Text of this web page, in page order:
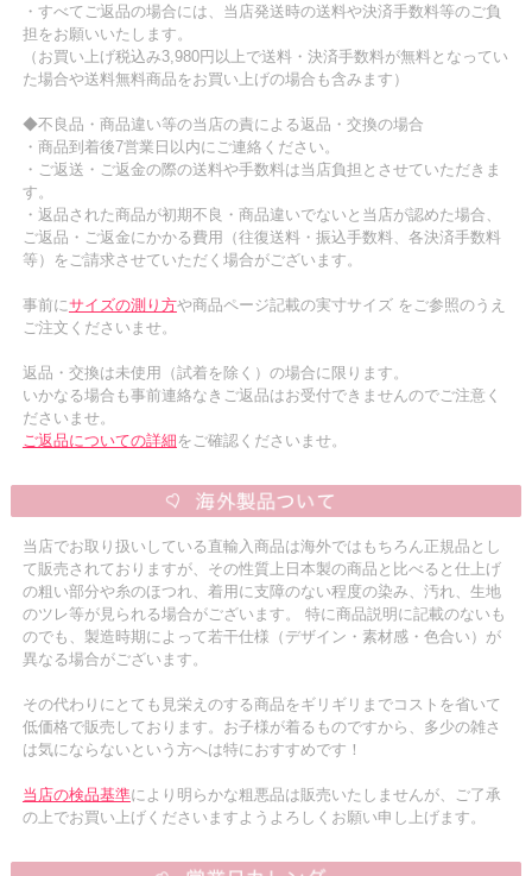
・すべてご返品の場合には、当店発送時の送料や決済手数料等のご負
担をお願いいたします。
（お買い上げ税込み3,980円以上で送料・決済手数料が無料となってい
た場合や送料無料商品をお買い上げの場合も含みます）
◆不良品・商品違い等の当店の責による返品・交換の場合
・商品到着後7営業日以内にご連絡ください。
・ご返送・ご返金の際の送料や手数料は当店負担とさせていただきま
す。
・返品された商品が初期不良・商品違いでないと当店が認めた場合、
ご返品・ご返金にかかる費用（往復送料・振込手数料、各決済手数料
等）をご請求させていただく場合がございます。
事前にサイズの測り方や商品ページ記載の実寸サイズ をご参照のうえ
ご注文くださいませ。
返品・交換は未使用（試着を除く）の場合に限ります。
いかなる場合も事前連絡なきご返品はお受付できませんのでご注意く
ださいませ。
ご返品についての詳細をご確認くださいませ。
当店でお取り扱いしている直輸入商品は海外ではもちろん正規品とし
て販売されておりますが、その性質上日本製の商品と比べると仕上げ
の粗い部分や糸のほつれ、着用に支障のない程度の染み、汚れ、生地
のツレ等が見られる場合がございます。 特に商品説明に記載のないも
のでも、製造時期によって若干仕様（デザイン・素材感・色合い）が
異なる場合がございます。
その代わりにとても見栄えのする商品をギリギリまでコストを省いて
低価格で販売しております。お子様が着るものですから、多少の雑さ
は気にならないという方へは特におすすめです！
当店の検品基準により明らかな粗悪品は販売いたしませんが、ご了承
の上でお買い上げくださいますようよろしくお願い申し上げます。